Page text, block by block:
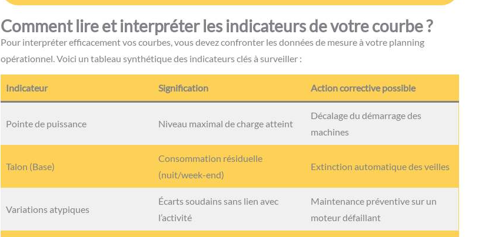
Comment lire et interpréter les indicateurs de votre courbe ?
Pour interpréter efficacement vos courbes, vous devez confronter les données de mesure à votre planning
opérationnel. Voici un tableau synthétique des indicateurs clés à surveiller :
Indicateur Signification Action corrective possible
Pointe de puissance Niveau maximal de charge atteint
Décalage du démarrage des
machines
Talon (Base)
Consommation résiduelle
(nuit/week-end)
Extinction automatique des veilles
Variations atypiques
Écarts soudains sans lien avec
l’activité
Maintenance préventive sur un
moteur défaillant